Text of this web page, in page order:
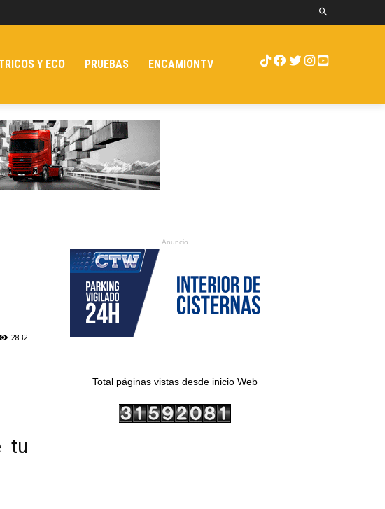
Y ECO PRUEBAS ENCAMIONTV
2832
tu
Anuncio
Total páginas vistas desde inicio Web